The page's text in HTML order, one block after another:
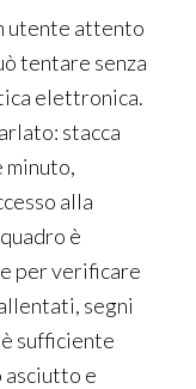
utente attento
tentare senza
elettronica.
stacca
minuto,
alla
è
per verificare
segni
sufficiente
asciutto e